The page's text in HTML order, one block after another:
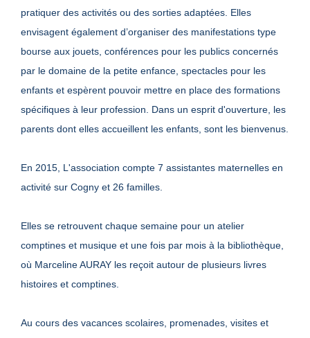
pratiquer des activités ou des sorties adaptées. Elles
envisagent également d’organiser des manifestations type
bourse aux jouets, conférences pour les publics concernés
par le domaine de la petite enfance, spectacles pour les
enfants et espèrent pouvoir mettre en place des formations
spécifiques à leur profession. Dans un esprit d'ouverture, les
parents dont elles accueillent les enfants, sont les bienvenus.
En 2015, L'association compte 7 assistantes maternelles en
activité sur Cogny et 26 familles.
Elles se retrouvent chaque semaine pour un atelier
comptines et musique et une fois par mois à la bibliothèque,
où Marceline AURAY les reçoit autour de plusieurs livres
histoires et comptines.
Au cours des vacances scolaires, promenades, visites et